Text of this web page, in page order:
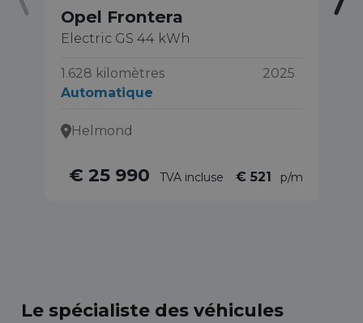
Opel Frontera
Electric GS 44 kWh
1.628 kilomètres
2025
Automatique
Helmond
€ 25 990 TVA incluse € 521 p/m
Le spécialiste des véhicules